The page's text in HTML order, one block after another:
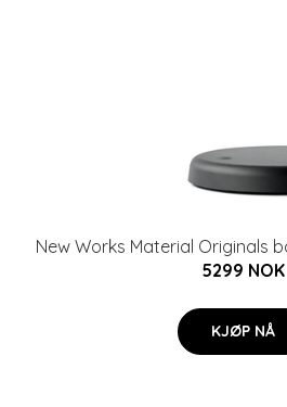
New Works Material Originals
5299 NOK
KJØP NÅ